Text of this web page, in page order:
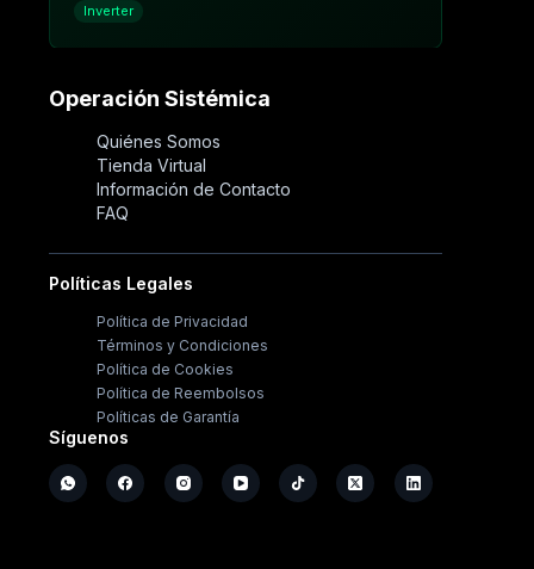
Inverter
Operación Sistémica
Quiénes Somos
Tienda Virtual
Información de Contacto
FAQ
Políticas Legales
Política de Privacidad
Términos y Condiciones
Política de Cookies
Política de Reembolsos
Políticas de Garantía
Síguenos